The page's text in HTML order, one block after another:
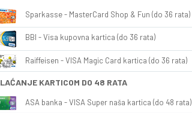
Sparkasse - MasterCard Shop & Fun (do 36 rata)
BBI - Visa kupovna kartica (do 36 rata)
Raiffeisen - VISA Magic Card kartica (do 36 rata)
KARTICOM DO 48 RATA
ASA banka - VISA Super naša kartica (do 48 rata)